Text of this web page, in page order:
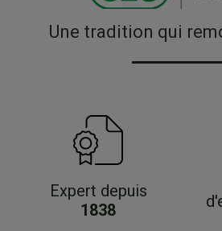
Une tradition qui
Expert depuis
1838